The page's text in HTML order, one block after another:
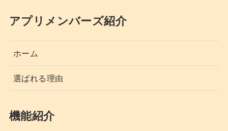
アプリメンバーズ紹介
ホーム
選ばれる理由
機能紹介